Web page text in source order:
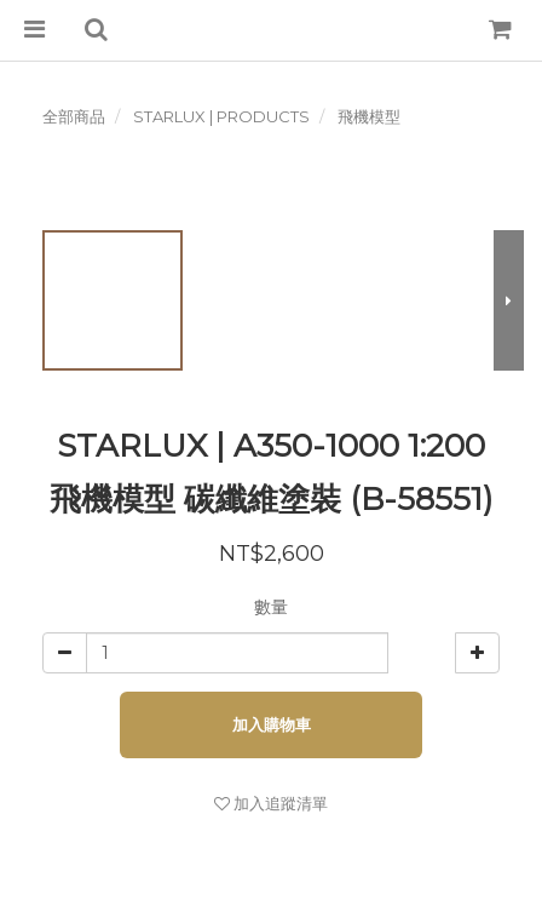
全部商品 STARLUX | PRODUCTS 飛機模型
STARLUX | A350-1000 1:200
飛機模型 碳纖維塗裝 (B-58551)
NT$2,600
數量
加入購物車
加入追蹤清單